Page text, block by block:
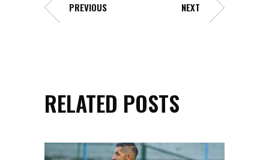
PREVIOUS NEXT
RELATED POSTS